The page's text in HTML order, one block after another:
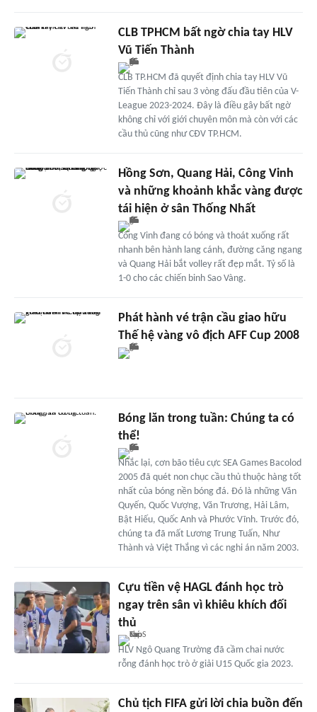
CLB TPHCM bất ngờ chia tay HLV
Vũ Tiến Thành
CLB TP.HCM đã quyết định chia tay HLV Vũ
Tiến Thành chỉ sau 3 vòng đấu đầu tiên của V-
League 2023-2024. Đây là điều gây bất ngờ
không chỉ với giới chuyên môn mà còn với các
cầu thủ cũng như CĐV TP.HCM.
Hồng Sơn, Quang Hải, Công Vinh
và những khoảnh khắc vàng được
tái hiện ở sân Thống Nhất
Công Vinh đang có bóng và thoát xuống rất
nhanh bên hành lang cánh, đường căng ngang
và Quang Hải bắt volley rất đẹp mắt. Tỷ số là
1-0 cho các chiến binh Sao Vàng.
Phát hành vé trận cầu giao hữu
Thế hệ vàng vô địch AFF Cup 2008
Bóng lăn trong tuần: Chúng ta có
thể!
Nhắc lại, cơn bão tiêu cực SEA Games Bacolod
2005 đã quét non chục cầu thủ thuộc hàng tốt
nhất của bóng nền bóng đá. Đó là những Văn
Quyến, Quốc Vượng, Văn Trương, Hải Lâm,
Bật Hiếu, Quốc Anh và Phước Vĩnh. Trước đó,
chúng ta đã mất Lương Trung Tuấn, Như
Thành và Việt Thắng vì các nghi án năm 2003.
Cựu tiền vệ HAGL đánh học trò
ngay trên sân vì khiêu khích đối
thủ
HLV Ngô Quang Trường đã cầm chai nước
rỗng đánh học trò ở giải U15 Quốc gia 2023.
Chủ tịch FIFA gửi lời chia buồn đến